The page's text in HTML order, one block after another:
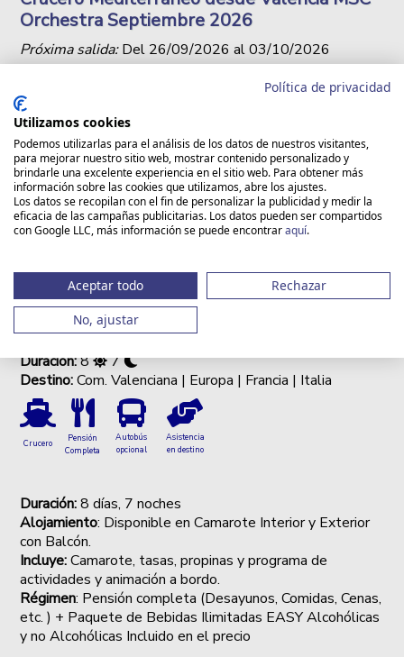
Orchestra Septiembre 2026
Próxima salida:Del 26/09/2026 al03/10/2026
DISPONIBLE EN GRUPO
SINGLE
VIAJES PARA TODAS LAS
Duración:8
7
Destino:Com. Valenciana | Europa | Francia | Italia
Crucero
Pensión
Completa
Autobús
opcional
Asistencia
en destino
Duración:8 días, 7 noches
Alojamiento: Disponible en Camarote Interior y Exterior
con Balcón.
Incluye:Camarote, tasas, propinas y programa de
actividades y animación a bordo.
Régimen: Pensión completa (Desayunos, Comidas, Cenas,
etc. ) + Paquete de Bebidas Ilimitadas EASY Alcohólicas
y no Alcohólicas Incluido en el precio
Política de privacidad
Utilizamos cookies
Podemos utilizarlas para el análisis de los datos de nuestros visitantes,
para mejorar nuestro sitio web, mostrar contenido personalizado y
brindarle una excelente experiencia en el sitio web. Para obtener más
información sobre las cookies que utilizamos, abre los ajustes.
Los datos se recopilan con el fin de personalizar la publicidad y medir la
eficacia de las campañas publicitarias. Los datos pueden ser compartidos
con Google LLC, más información se puede encontraraquí.
Aceptar todo
Rechazar
No, ajustar